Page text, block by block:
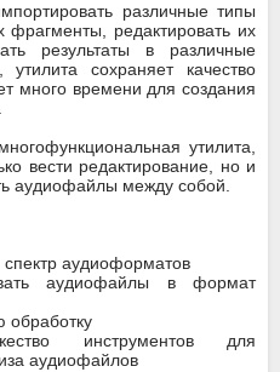
различные типы
редактировать их
результаты в различные
сохраняет качество
много времени для создания
утилита,
вести редактирование, но и
аудиофайлы между собой.
аудиоформатов
аудиофайлы в формат
обработку
инструментов для
аудиофайлов